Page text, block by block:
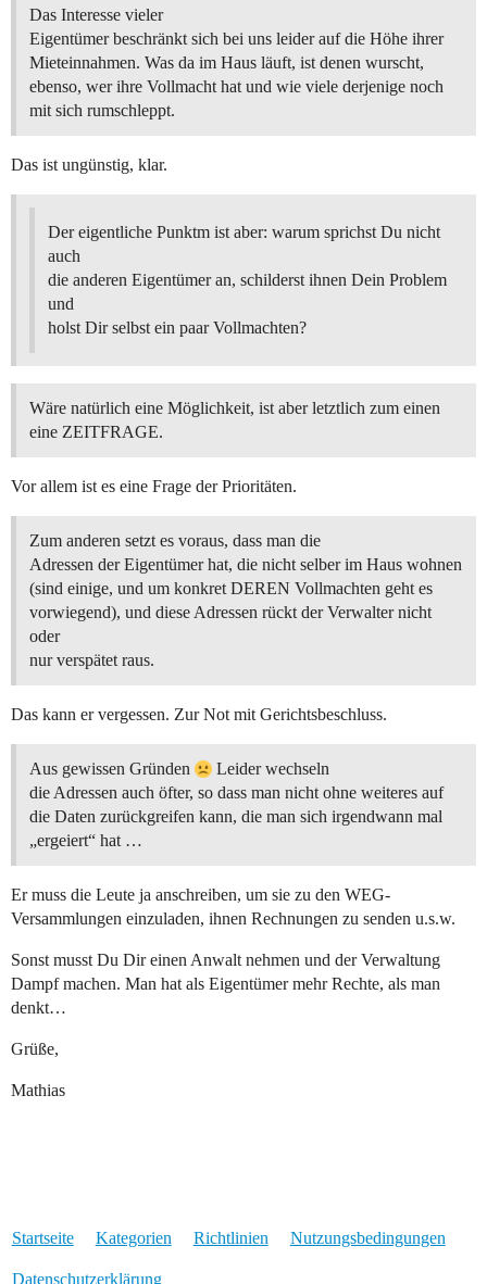
Das Interesse vieler
Eigentümer beschränkt sich bei uns leider auf die Höhe ihrer
Mieteinnahmen. Was da im Haus läuft, ist denen wurscht,
ebenso, wer ihre Vollmacht hat und wie viele derjenige noch
mit sich rumschleppt.
Das ist ungünstig, klar.
Der eigentliche Punktm ist aber: warum sprichst Du nicht
auch
die anderen Eigentümer an, schilderst ihnen Dein Problem
und
holst Dir selbst ein paar Vollmachten?
Wäre natürlich eine Möglichkeit, ist aber letztlich zum einen
eine ZEITFRAGE.
Vor allem ist es eine Frage der Prioritäten.
Zum anderen setzt es voraus, dass man die
Adressen der Eigentümer hat, die nicht selber im Haus wohnen
(sind einige, und um konkret DEREN Vollmachten geht es
vorwiegend), und diese Adressen rückt der Verwalter nicht
oder
nur verspätet raus.
Das kann er vergessen. Zur Not mit Gerichtsbeschluss.
Aus gewissen Gründen
Leider wechseln
die Adressen auch öfter, so dass man nicht ohne weiteres auf
die Daten zurückgreifen kann, die man sich irgendwann mal
„ergeiert“ hat …
Er muss die Leute ja anschreiben, um sie zu den WEG-
Versammlungen einzuladen, ihnen Rechnungen zu senden u.s.w.
Sonst musst Du Dir einen Anwalt nehmen und der Verwaltung
Dampf machen. Man hat als Eigentümer mehr Rechte, als man
denkt…
Grüße,
Mathias
Startseite Kategorien Richtlinien Nutzungsbedingungen
Datenschutzerklärung